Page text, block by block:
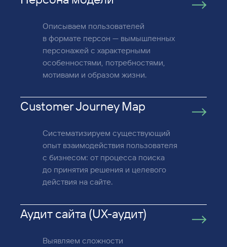
Описываем пользователей
в формате персон — вымышленных
персонажей с характерными
особенностями, потребностями,
мотивами и образом жизни.
Customer Journey Map
Систематизируем существующий
опыт взаимодействия пользователя
с бизнесом: от процесса поиска
до принятия решения и целевого
действия на сайте.
Аудит сайта (UX-аудит)
Выявляем сложности